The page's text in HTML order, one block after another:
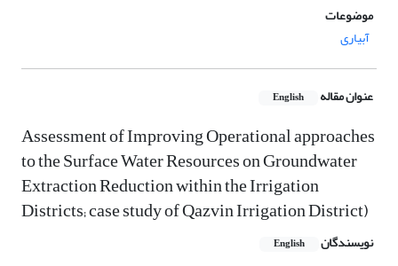
موضوعات
آبیاری
عنوان مقاله English
Assessment of Improving Operational approaches
to the Surface Water Resources on Groundwater
Extraction Reduction within the Irrigation
Districts; case study of Qazvin Irrigation District)
نویسندگان English